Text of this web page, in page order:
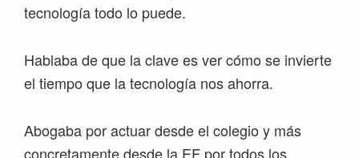
tecnología todo lo puede.
Hablaba de que la clave es ver cómo se invierte
el tiempo que la tecnología nos ahorra.
Abogaba por actuar desde el colegio y más
concretamente desde la EF por todos los